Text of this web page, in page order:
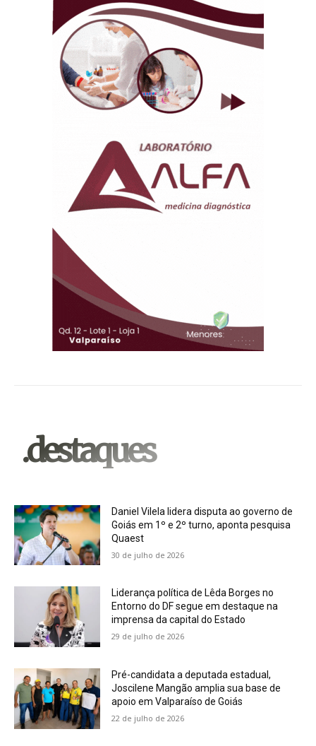
.destaques
Daniel Vilela lidera disputa ao governo de
Goiás em 1º e 2º turno, aponta pesquisa
Quaest
30 de julho de 2026
Liderança política de Lêda Borges no
Entorno do DF segue em destaque na
imprensa da capital do Estado
29 de julho de 2026
Pré-candidata a deputada estadual,
Joscilene Mangão amplia sua base de
apoio em Valparaíso de Goiás
22 de julho de 2026